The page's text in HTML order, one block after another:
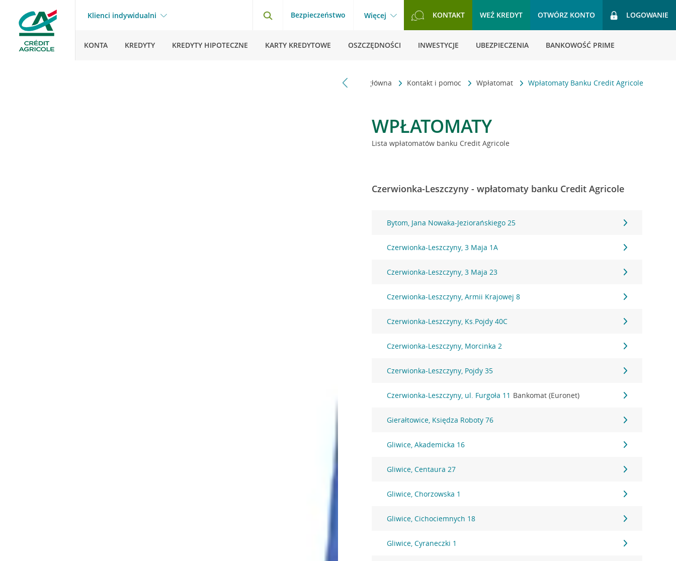
Klienci indywidualni Bezpieczeństwo Więcej KONTAKT WEŹ KREDYT OTWÓRZ KONTO LOGOWANIE
KONTA KREDYTY KREDYTY HIPOTECZNE KARTY KREDYTOWE OSZCZĘDNOŚCI INWESTYCJE UBEZPIECZENIA BANKOWOŚĆ PRIME
Strona główna Kontakt i pomoc Wpłatomat Wpłatomaty Banku Credit Agricole
WPŁATOMATY
Lista wpłatomatów banku Credit Agricole
Czerwionka-Leszczyny - wpłatomaty banku Credit Agricole
Bytom, Jana Nowaka-Jeziorańskiego 25
Czerwionka-Leszczyny, 3 Maja 1A
Czerwionka-Leszczyny, 3 Maja 23
Czerwionka-Leszczyny, Armii Krajowej 8
Czerwionka-Leszczyny, Ks.Pojdy 40C
Czerwionka-Leszczyny, Morcinka 2
Czerwionka-Leszczyny, Pojdy 35
Czerwionka-Leszczyny, ul. Furgoła 11 Bankomat (Euronet)
Gierałtowice, Księdza Roboty 76
Gliwice, Akademicka 16
Gliwice, Centaura 27
Gliwice, Chorzowska 1
Gliwice, Cichociemnych 18
Gliwice, Cyraneczki 1